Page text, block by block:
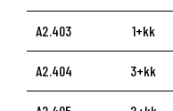
A2.403 1+kk
A2.404 3+kk